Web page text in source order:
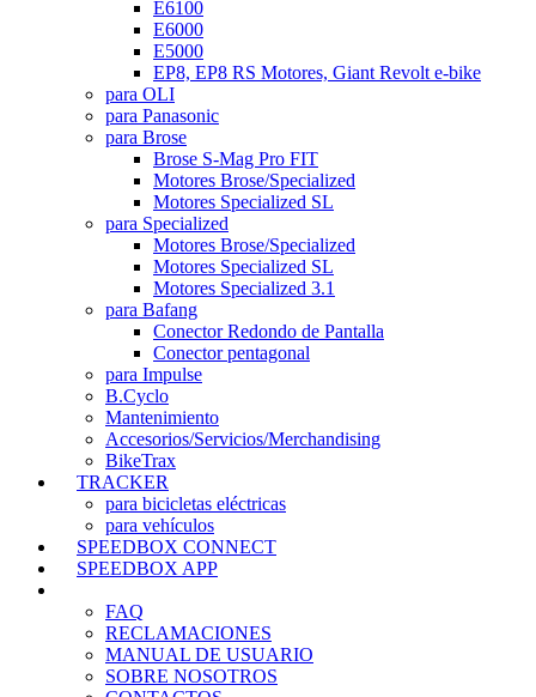
E6100
E6000
E5000
EP8, EP8 RS Motores, Giant Revolt e-bike
para OLI
para Panasonic
para Brose
Brose S-Mag Pro FIT
Motores Brose/Specialized
Motores Specialized SL
para Specialized
Motores Brose/Specialized
Motores Specialized SL
Motores Specialized 3.1
para Bafang
Conector Redondo de Pantalla
Conector pentagonal
para Impulse
B.Cyclo
Mantenimiento
Accesorios/Servicios/Merchandising
BikeTrax
TRACKER
para bicicletas eléctricas
para vehículos
SPEEDBOX CONNECT
SPEEDBOX APP
FAQ
RECLAMACIONES
MANUAL DE USUARIO
SOBRE NOSOTROS